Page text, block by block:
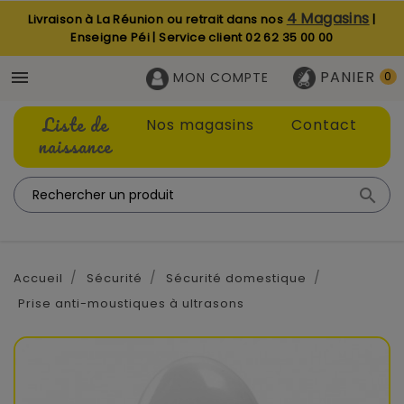
Livraison à La Réunion ou retrait dans nos 4 Magasins |
Enseigne Péi | Service client02 62 35 00 00
 PANIER 0
MON COMPTE
Liste de
naissance
Nos magasins Contact

Accueil Sécurité
Sécurité domestique
Prise anti-moustiques à ultrasons